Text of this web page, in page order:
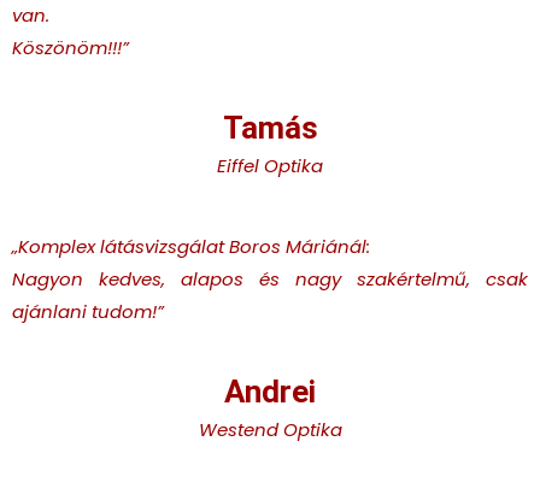
van.
Köszönöm!!!”
Tamás
Eiffel Optika
„Komplex látásvizsgálat Boros Máriánál:
Nagyon kedves, alapos és nagy szakértelmű, csak
ajánlani tudom!”
Andrei
Westend Optika